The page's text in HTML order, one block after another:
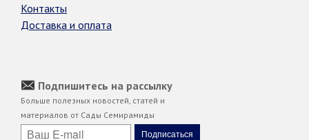
Контакты
Доставка и оплата
Подпишитесь на рассылку
Больше полезных новостей, статей и
материалов от Сады Семирамиды